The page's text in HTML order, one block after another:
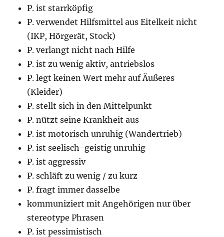
P. ist starrköpfig
P. verwendet Hilfsmittel aus Eitelkeit nicht
(IKP, Hörgerät, Stock)
P. verlangt nicht nach Hilfe
P. ist zu wenig aktiv, antriebslos
P. legt keinen Wert mehr auf Äußeres
(Kleider)
P. stellt sich in den Mittelpunkt
P. nützt seine Krankheit aus
P. ist motorisch unruhig (Wandertrieb)
P. ist seelisch-geistig unruhig
P. ist aggressiv
P. schläft zu wenig / zu kurz
P. fragt immer dasselbe
kommuniziert mit Angehörigen nur über
stereotype Phrasen
P. ist pessimistisch